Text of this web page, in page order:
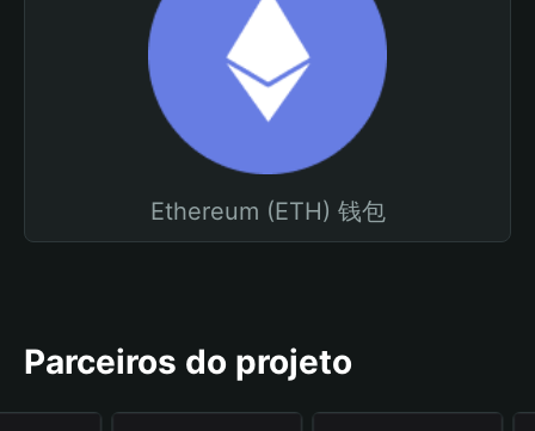
Ethereum (ETH) 钱包
Parceiros do projeto